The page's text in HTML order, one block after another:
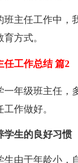
任工作中，我
方式。
工作总结 篇2
级班主任，多
作做好。
生的良好习惯
于年龄小，自